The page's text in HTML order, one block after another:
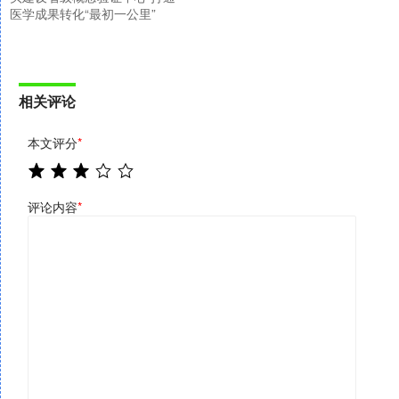
医学成果转化“最初一公里”
相关评论
本文评分*
评论内容*